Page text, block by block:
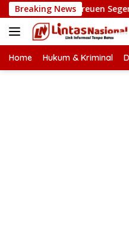
Langsung
ke
konten
Breaking News
di Bireuen Segera
Home Hukum & Kriminal